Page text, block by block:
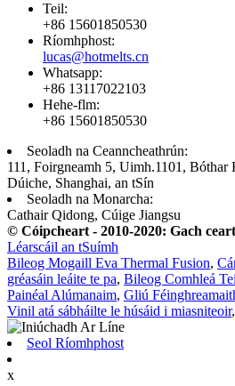
Teil:
+86 15601850530
Ríomhphost:
lucas@hotmelts.cn
Whatsapp:
+86 13117022103
Hehe-flm:
+86 15601850530
Seoladh na Ceanncheathrún:
111, Foirgneamh 5, Uimh.1101,
Dúiche, Shanghai, an tSín
Seoladh na Monarcha:
Cathair Qidong, Cúige Jiangsu
© Cóipcheart - 2010-2020: Gach
Léarscáil an tSuímh
Bileog Mogaill Eva Thermal Fusion,
gréasáin leáite te pa, Bileog Comhleá
Painéal Alúmanaim, Gliú
Vinil atá sábháilte le húsáid i miasniteoir,
Seol Ríomhphost
x